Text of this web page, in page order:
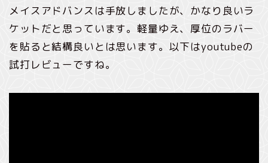
メイスアドバンスは手放しましたが、かなり良いラ
ケットだと思っています。軽量ゆえ、厚位のラバー
を貼ると結構良いとは思います。以下はyoutubeの
試打レビューですね。